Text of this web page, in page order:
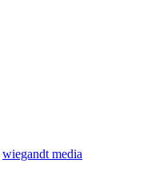
wiegandt media